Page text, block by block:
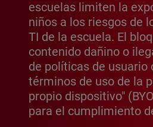
escuelas limiten la
niños a los riesgos de
TI de la escuela. El
contenido dañino o
de políticas de usuario
términos de uso de la
propio dispositivo"
para el cumplimiento